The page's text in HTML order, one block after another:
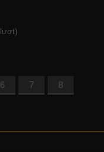
lượt)
6 7 8